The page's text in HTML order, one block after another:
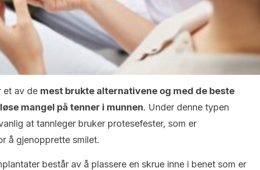
et av de mest brukte alternativene og med de beste
mangel på tenner i munnen. Under denne typen
at tannleger bruker protesefester, som er
å gjenopprette smilet.
består av å plassere en skrue inne i benet som er